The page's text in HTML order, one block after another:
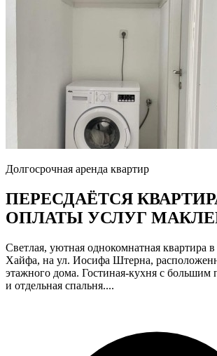
Долгосрочная аренда квартир
ПЕРЕСДАЁТСЯ
ОПЛАТЫ УСЛУГ
Светлая, уютная однокомнатная квартира
Хайфа, на ул. Иосифа Штерна,
этажного дома. Гостиная-кухня с
и отдельная спальня....